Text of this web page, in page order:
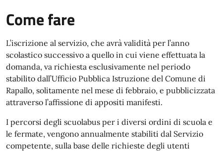
Come fare
L’iscrizione al servizio, che avrà validità per l’anno
scolastico successivo a quello in cui viene effettuata la
domanda, va richiesta esclusivamente nel periodo
stabilito dall’Ufficio Pubblica Istruzione del Comune di
Rapallo, solitamente nel mese di febbraio, e pubblicizzata
attraverso l’affissione di appositi manifesti.
I percorsi degli scuolabus per i diversi ordini di scuola e
le fermate, vengono annualmente stabiliti dal Servizio
competente, sulla base delle richieste degli utenti